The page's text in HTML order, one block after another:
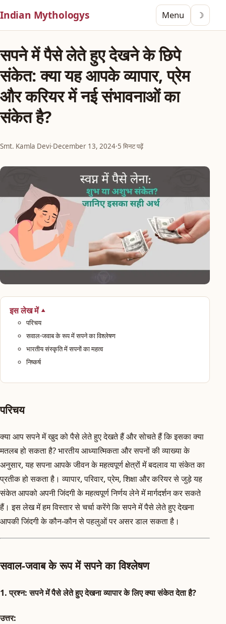
Indian Mythologys Menu ☽
सपने में पैसे लेते हुए देखने के छिपे
संकेत: क्या यह आपके व्यापार, प्रेम
और करियर में नई संभावनाओं का
संकेत है?
Smt. Kamla Devi·December 13, 2024·5 मिनट पढ़ें
इस लेख में
परिचय
सवाल-जवाब के रूप में सपने का विश्लेषण
भारतीय संस्कृति में सपनों का महत्व
निष्कर्ष
परिचय
क्या आप सपने में खुद को पैसे लेते हुए देखते हैं और सोचते हैं कि इसका क्या
मतलब हो सकता है? भारतीय आध्यात्मिकता और सपनों की व्याख्या के
अनुसार, यह सपना आपके जीवन के महत्वपूर्ण क्षेत्रों में बदलाव या संकेत का
प्रतीक हो सकता है। व्यापार, परिवार, प्रेम, शिक्षा और करियर से जुड़े यह
संकेत आपको अपनी जिंदगी के महत्वपूर्ण निर्णय लेने में मार्गदर्शन कर सकते
हैं। इस लेख में हम विस्तार से चर्चा करेंगे कि सपने में पैसे लेते हुए देखना
आपकी जिंदगी के कौन-कौन से पहलुओं पर असर डाल सकता है।
सवाल-जवाब के रूप में सपने का विश्लेषण
1.प्रश्न:सपने में पैसे लेते हुए देखना व्यापार के लिए क्या संकेत देता है?
उत्तर: